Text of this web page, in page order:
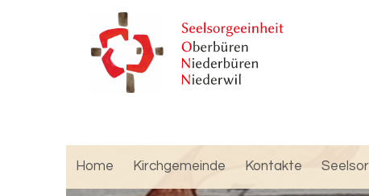
Home Kirchgemeinde Kontakte